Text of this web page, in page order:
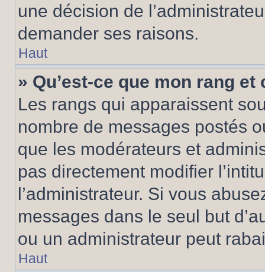
une décision de
demander ses raisons.
Haut
» Qu’est-ce que mon rang
Les rangs qui apparaissent
nombre de messages postés
que les modérateurs et
pas directement modifier
l’administrateur. Si vous
messages dans le seul but
ou un administrateur peut
Haut